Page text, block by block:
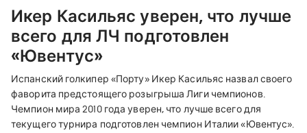
Икер Касильяс уверен, что лучше
всего для ЛЧ подготовлен
«Ювентус»
Испанский голкипер «Порту» Икер Касильяс назвал своего
фаворита предстоящего розыгрыша Лиги чемпионов.
Чемпион мира 2010 года уверен, что лучше всего для
текущего турнира подготовлен чемпион Италии «Ювентус».